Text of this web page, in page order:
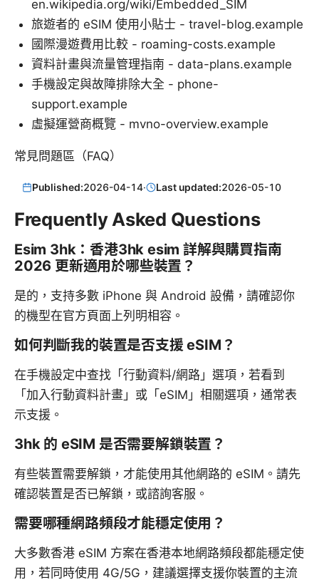
en.wikipedia.org/wiki/Embedded_SIM
旅遊者的 eSIM 使用小貼士 - travel-blog.example
國際漫遊費用比較 - roaming-costs.example
資料計畫與流量管理指南 - data-plans.example
手機設定與故障排除大全 - phone-
support.example
虛擬運營商概覽 - mvno-overview.example
常見問題區（FAQ）
Published:2026-04-14· Last updated:2026-05-10
Frequently Asked Questions
Esim 3hk：香港3hk esim 詳解與購買指南
2026 更新適用於哪些裝置？
是的，支持多數 iPhone 與 Android 設備，請確認你
的機型在官方頁面上列明相容。
如何判斷我的裝置是否支援 eSIM？
在手機設定中查找「行動資料/網路」選項，若看到
「加入行動資料計畫」或「eSIM」相關選項，通常表
示支援。
3hk 的 eSIM 是否需要解鎖裝置？
有些裝置需要解鎖，才能使用其他網路的 eSIM。請先
確認裝置是否已解鎖，或諮詢客服。
需要哪種網路頻段才能穩定使用？
大多數香港 eSIM 方案在香港本地網路頻段都能穩定使
用，若同時使用 4G/5G，建議選擇支援你裝置的主流